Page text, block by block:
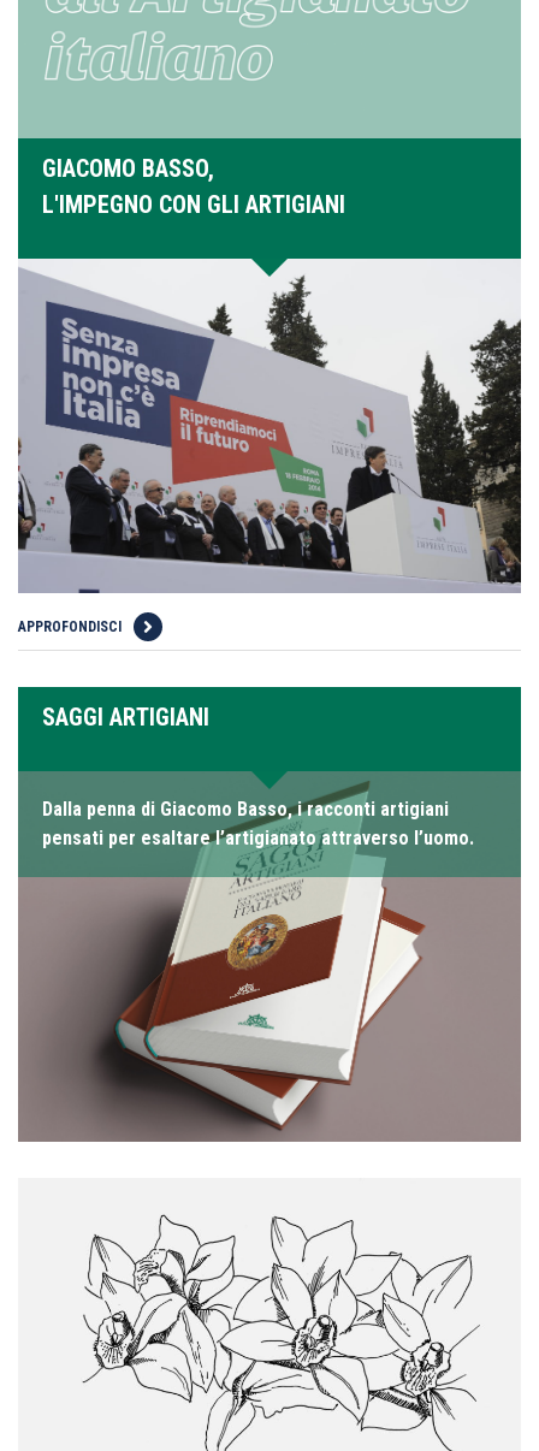
GIACOMO BASSO,
L'IMPEGNO CON GLI ARTIGIANI
APPROFONDISCI
SAGGI ARTIGIANI
Dalla penna di Giacomo Basso, i racconti artigiani
pensati per esaltare l’artigianato attraverso l’uomo.